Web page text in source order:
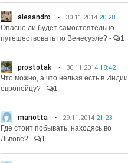
alesandro 30.11.2014 20:28
Опасно ли будет самостоятельно
путешествовать по Венесуэле? - 1
prostotak 30.11.2014 18:42
Что можно, а что нельзя есть в Индии
европейцу? - 1
mariotta 29.11.2014 21:23
Где стоит побывать, находясь во
Львове? - 1